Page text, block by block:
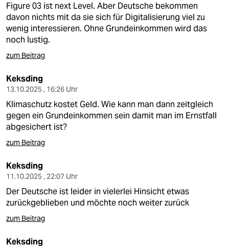
Figure 03 ist next Level. Aber Deutsche bekommen
davon nichts mit da sie sich für Digitalisierung viel zu
wenig interessieren. Ohne Grundeinkommen wird das
noch lustig.
zum Beitrag
Keksding
13.10.2025 , 16:26 Uhr
Klimaschutz kostet Geld. Wie kann man dann zeitgleich
gegen ein Grundeinkommen sein damit man im Ernstfall
abgesichert ist?
zum Beitrag
Keksding
11.10.2025 , 22:07 Uhr
Der Deutsche ist leider in vielerlei Hinsicht etwas
zurückgeblieben und möchte noch weiter zurück
zum Beitrag
Keksding